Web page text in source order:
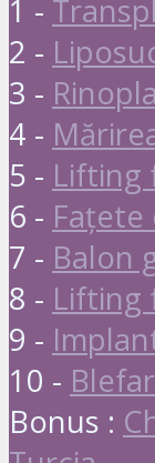
1 -
2 -
3 -
4 -
5 - Lifting
6 - Fațete
7 - Balon
8 - Lifting
9 -
10 -
Bonus :